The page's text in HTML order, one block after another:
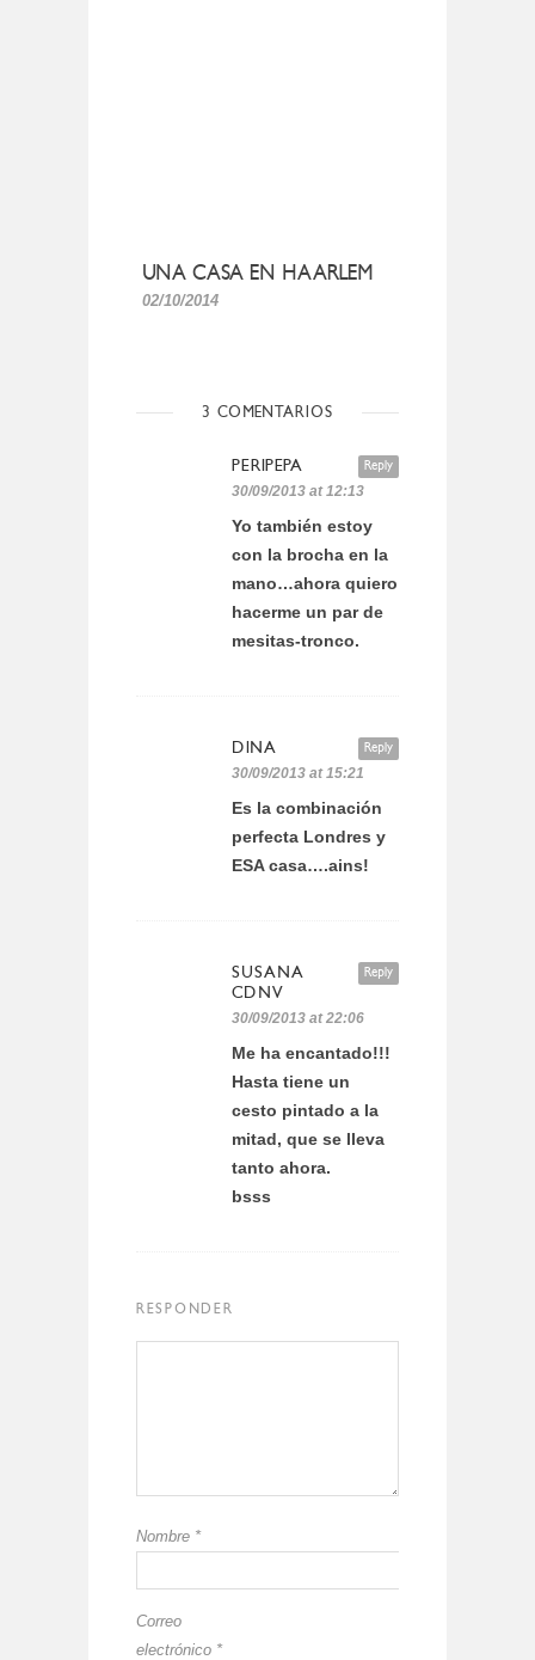
UNA CASA EN HAARLEM
02/10/2014
3 COMENTARIOS
Reply
PERIPEPA
30/09/2013 at 12:13
Yo también estoy
con la brocha en la
mano…ahora quiero
hacerme un par de
mesitas-tronco.
Reply
DINA
30/09/2013 at 15:21
Es la combinación
perfecta Londres y
ESA casa….ains!
Reply
SUSANA
CDNV
30/09/2013 at 22:06
Me ha encantado!!!
Hasta tiene un
cesto pintado a la
mitad, que se lleva
tanto ahora.
bsss
RESPONDER
Nombre *
Correo
electrónico *